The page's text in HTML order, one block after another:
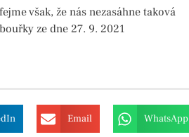
však, že nás nezasáhne taková
ze dne 27. 9. 2021
Email WhatsApp